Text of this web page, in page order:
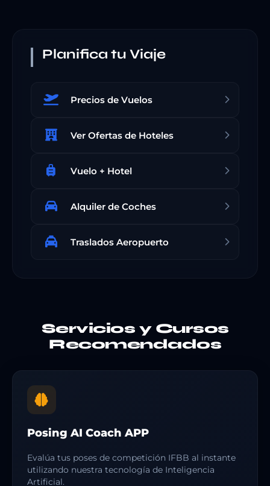
Planifica tu Viaje
Precios de Vuelos
Ver Ofertas de Hoteles
Vuelo + Hotel
Alquiler de Coches
Traslados Aeropuerto
Servicios y Cursos
Recomendados
Posing AI Coach APP
Evalúa tus poses de competición IFBB al instante
utilizando nuestra tecnología de Inteligencia
Artificial.